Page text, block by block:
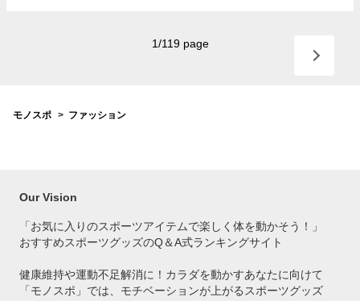
1/119 page
モノスポ ファッション
Our Vision
「お気に入りのスポーツアイテムで楽しく体を動かそう！」
おすすめスポーツグッズのQ＆A式ランキングサイト
健康維持や運動不足解消に！カラダを動かすあなたに向けて
「モノスポ」では、モチベーションが上がるスポーツグッズ